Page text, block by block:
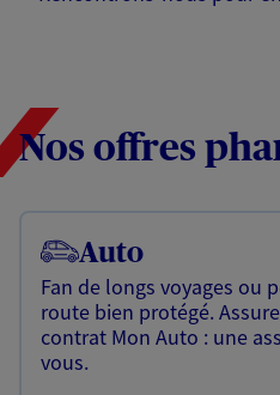
Nos offres
Auto
Fan de longs voyages ou
route bien protégé.
contrat Mon Auto : une
vous.